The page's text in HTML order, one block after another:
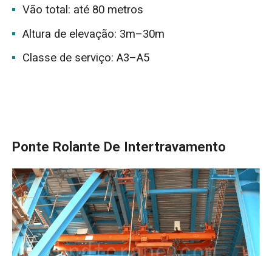
Vão total: até 80 metros
Altura de elevação: 3m–30m
Classe de serviço: A3–A5
Ponte Rolante De Intertravamento